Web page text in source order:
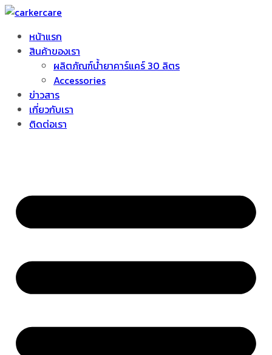
หน้าแรก
สินค้าของเรา
ผลิตภัณฑ์น้ำยาคาร์แคร์ 30 ลิตร
Accessories
ข่าวสาร
เกี่ยวกับเรา
ติดต่อเรา